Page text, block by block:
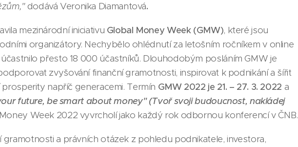
dodává Veronika Diamantová.
mezinárodní iniciativu Global Money Week (GMW), které jsou
organizátory. Nechybělo ohlédnutí za letošním ročníkem v online
přesto 18 000 účastníků. Dlouhodobým posláním GMW je
zvyšování finanční gramotnosti, inspirovat k podnikání a šířit
napříč generacemi. Termín GMW 2022 je 21. – 27. 3. 2022 a
future, be smart about money" (Tvoř svoji budoucnost, nakládej
Week 2022 vyvrcholí jako každý rok odbornou konferencí v ČNB.
gramotnosti a právních otázek z pohledu podnikatele, investora,